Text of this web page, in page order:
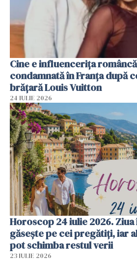
Cine e influencerița
condamnată în Franța după
brățară Louis Vuitton
24 IULIE 2026
Horoscop 24 iulie 2026.
găsește pe cei pregătiți, iar
pot schimba restul verii
23 IULIE 2026